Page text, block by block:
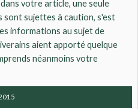
votre article, une seule
sont sujettes à caution, s'est
informations au sujet de
aient apporté quelque
néanmoins votre